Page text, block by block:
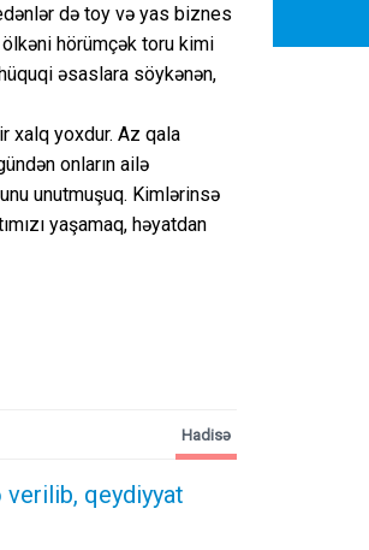
də toy və yas biznes
ölkəni hörümçək toru kimi
əsaslara söykənən,
xalq yoxdur. Az qala
onların ailə
unutmuşuq. Kimlərinsə
yaşamaq, həyatdan
verilib, qeydiyyat
Hadisə